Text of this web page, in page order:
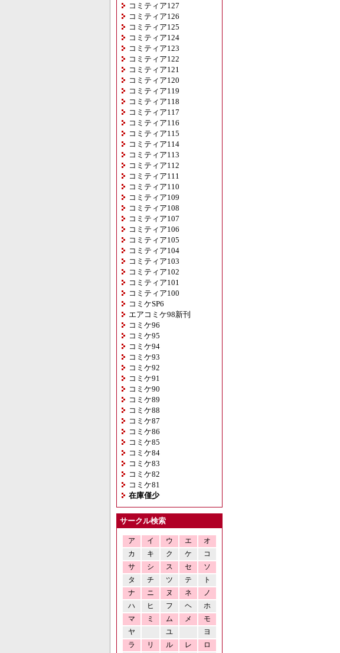
コミティア127
コミティア126
コミティア125
コミティア124
コミティア123
コミティア122
コミティア121
コミティア120
コミティア119
コミティア118
コミティア117
コミティア116
コミティア115
コミティア114
コミティア113
コミティア112
コミティア111
コミティア110
コミティア109
コミティア108
コミティア107
コミティア106
コミティア105
コミティア104
コミティア103
コミティア102
コミティア101
コミティア100
コミケSP6
エアコミケ98新刊
コミケ96
コミケ95
コミケ94
コミケ93
コミケ92
コミケ91
コミケ90
コミケ89
コミケ88
コミケ87
コミケ86
コミケ85
コミケ84
コミケ83
コミケ82
コミケ81
在庫僅少
サークル検索
ア イ ウ エ
オ
カ
キ ク ケ
コ
サ
シ ス セ
ソ
タ
チ ツ テ
ト
ナ
ニ ヌ ネ
ノ
ハ
ヒ フ ヘ
ホ
マ
ミ ム メ
モ
ヤ
ユ
ヨ
ラ
リ ル レ
ロ